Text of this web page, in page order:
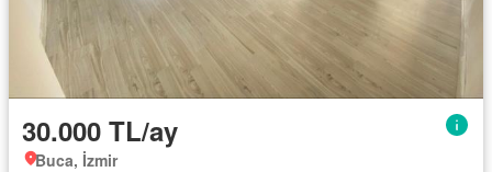
30.000 TL/ay
Buca, İzmir